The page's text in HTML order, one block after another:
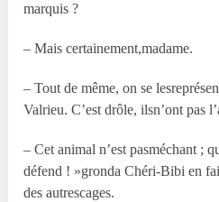
marquis ?
– Mais certainement,madame.
– Tout de même, on se
Valrieu. C’est drôle, ilsn’ont pas
– Cet animal n’est pasméchant ;
défend ! »gronda Chéri-Bibi en
des autrescages.